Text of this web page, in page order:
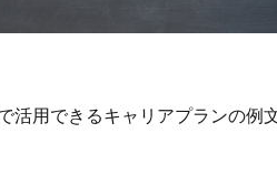
用できるキャリアプランの例